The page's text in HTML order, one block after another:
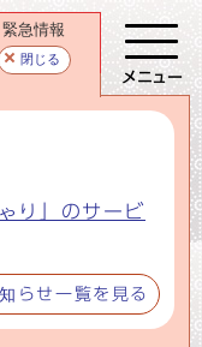
緊急情報
閉じる
り」のサービ
らせ一覧を見る
メニュー